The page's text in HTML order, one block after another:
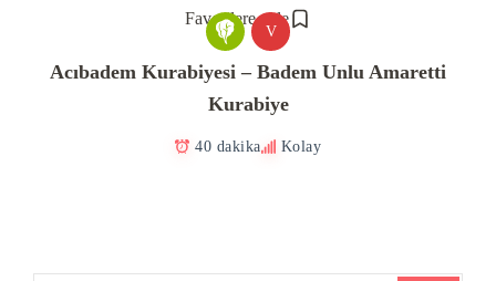
Favorilere ekle
V
Acıbadem Kurabiyesi – Badem Unlu Amaretti
Kurabiye
40 dakika Kolay